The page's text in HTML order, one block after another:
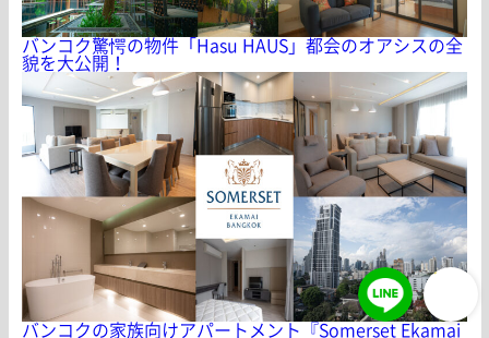
バンコク驚愕の物件「Hasu HAUS」都会のオアシスの全
貌を大公開！
バンコクの家族向けアパートメント『Somerset Ekamai